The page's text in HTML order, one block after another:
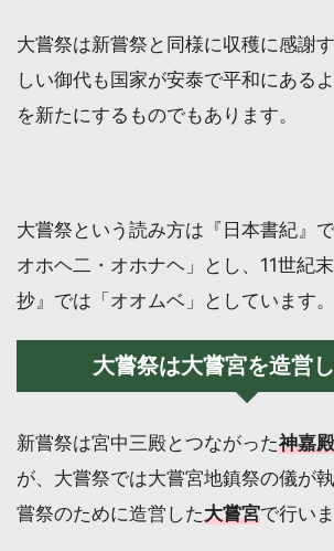
大嘗祭は新嘗祭と同様に収穫に感謝
しい御代も国家が安泰で平和にある
を新たにするものでもあります。
大嘗祭という読み方は『日本書紀』
オホヘ二・オホナヘ」とし、11世紀
抄』では「オオムベ」としています。
大嘗祭は大嘗宮を造営
新嘗祭は宮中三殿とつながった神嘉殿
が、大嘗祭では大嘗宮地鎮祭の儀が
嘗祭のために造営した大嘗宮で行いま